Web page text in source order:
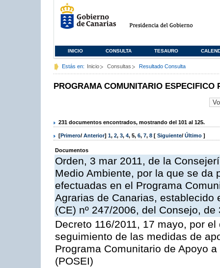
INICIO CONSULTA TESAURO
Estás en: Inicio Consultas Resultado Consulta
PROGRAMA COMUNITARIO ESPECIFICO
231 documentos encontrados, mostrando del 101 al 125.
[Primero/ Anterior] 1, 2, 3, 4, 5, 6, 7, 8 [ Siguiente/ Último ]
Documentos
Orden, 3 mar 2011, de la
Medio Ambiente, por la que se da
efectuadas en el Programa
Agrarias de Canarias,
(CE) nº 247/2006, del Consejo,
Decreto 116/2011, 17 mayo, por
seguimiento de las medidas de
Programa Comunitario de Apoyo
(POSEI)